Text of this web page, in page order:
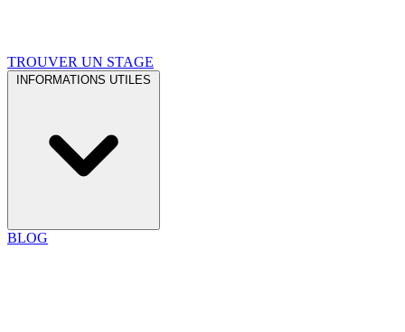
TROUVER UN STAGE
INFORMATIONS UTILES
BLOG